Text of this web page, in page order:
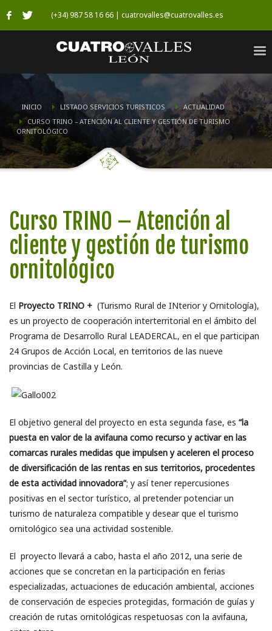
(+34) 987 58 16 66 | cuatrovalles@cuatrovalles.es
INICIO LISTADO SERVICIOS TURISTICOS
ACTUALIDAD
CURSO TRINO – ATENCIÓN AL CLIENTE Y GESTIÓN DE TURISMO
ORNITOLÓGICO
Curso TRINO – Atención al
cliente y gestión de turismo
ornitológico
El Proyecto TRINO + (Turismo Rural de INterior y Ornitología),
es un proyecto de cooperación interterritorial en el ámbito del
Programa de Desarrollo Rural LEADERCAL, en el que participan
24 Grupos de Acción Local, en territorios de las nueve
provincias de Castilla y León.
El objetivo general del proyecto en esta segunda fase, es “la
puesta en valor de la avifauna como recurso y activar en las
comarcas rurales medidas que impulsen y aceleren el proceso
de diversificación de las rentas en sus territorios, procedentes
de esta actividad innovadora”; y así tener repercusiones
positivas en el sector turístico, al pretender potenciar un
turismo de naturaleza compatible y desear que el turismo
ornitológico sea una actividad sostenible.
El proyecto llevará a cabo, hasta el año 2012, una serie de
acciones que se concretan en la participación en ferias
especializadas, actuaciones de educación ambiental, acciones
de conservación de especies protegidas, formación de guías y
creación de rutas ornitológicas respetuosas con la avifauna,